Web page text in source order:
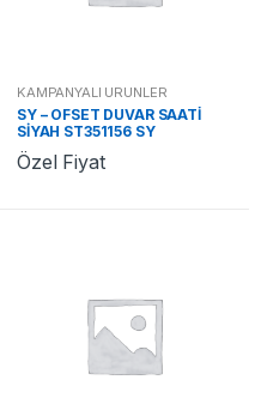
KAMPANYALI ÜRÜNLER
SY – OFSET DUVAR SAATİ
SİYAH ST351156 SY
Özel Fiyat